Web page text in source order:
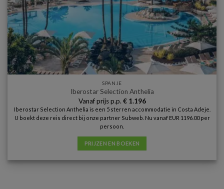
SPANJE
Iberostar Selection Anthelia
Vanaf prijs p.p. €1.196
Iberostar Selection Anthelia is een 5 sterren accommodatie in Costa Adeje.
U boekt deze reis direct bij onze partner Subweb. Nu vanaf EUR 1196.00 per
persoon.
PRIJZEN EN BOEKEN